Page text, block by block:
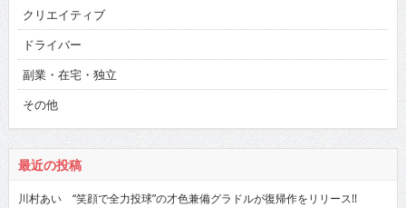
クリエイティブ
ドライバー
副業・在宅・独立
その他
最近の投稿
川村あい “笑顔で全力投球”の才色兼備グラドルが復帰作をリリース!!